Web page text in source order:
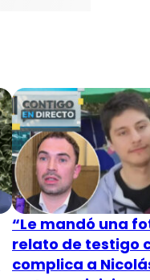
“Le mandó una
relato de testigo
complica a